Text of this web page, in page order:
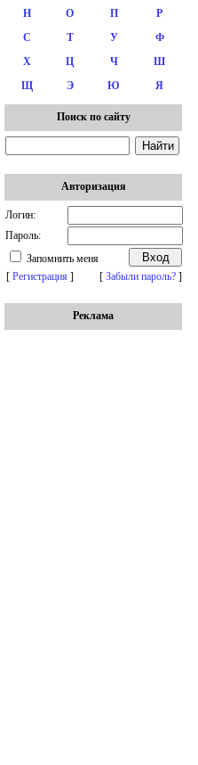
Н
О П
Р
С
Т У
Ф
Х
Ц Ч
Ш
Щ
Э Ю Я
Поиск по сайту
Авторизация
Логин:
Пароль:
Запомнить меня
[ Регистрация ] [ Забыли пароль? ]
Реклама